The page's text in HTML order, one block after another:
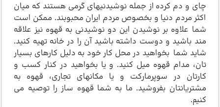
چای و دم کرده از جمله نوشیدنیهای گرمی هستند که میان
اکثر مردم دنیا و بخصوص مردم ایران محبوبند. ممکن است
شما علاوه بر نوشیدن این دو نوشیدنی به قهوه نیز علاقه
مند باشید و دوست داشته باشید آن را در خانه تهیه کنید.
شاید شما بخواهید در محل کار خود به دلیل کارهای بسیار
تان، مدام قهوه میل کنید. و یا بخواهید در کنار کسب و
کارتان در سوپرمارکت و یا مکانهای تجاری، قهوه به
مشتریانتان بفروشید. ما به شما قهوه ساز را توصیه می
کنیم.